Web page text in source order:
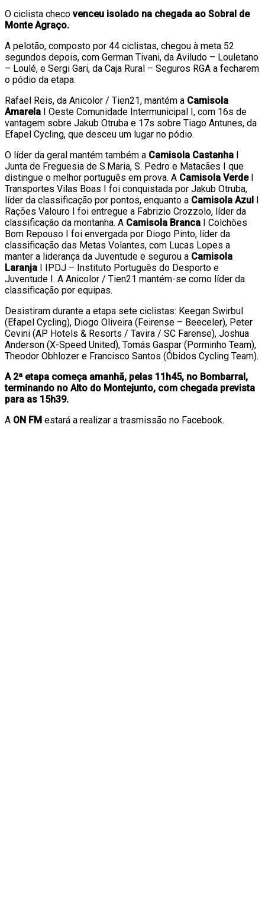
O ciclista checo venceu isolado na chegada ao Sobral de
Monte Agraço.
A pelotão, composto por 44 ciclistas, chegou à meta 52
segundos depois, com German Tivani, da Aviludo – Louletano
– Loulé, e Sergi Gari, da Caja Rural – Seguros RGA a fecharem
o pódio da etapa.
Rafael Reis, da Anicolor / Tien21, mantém a Camisola
Amarela I Oeste Comunidade Intermunicipal I, com 16s de
vantagem sobre Jakub Otruba e 17s sobre Tiago Antunes, da
Efapel Cycling, que desceu um lugar no pódio.
O líder da geral mantém também a Camisola Castanha I
Junta de Freguesia de S.Maria, S. Pedro e Matacães I que
distingue o melhor português em prova. A Camisola VerdeI
Transportes Vilas Boas I foi conquistada por Jakub Otruba,
líder da classificação por pontos, enquanto a Camisola Azul I
Rações Valouro I foi entregue a Fabrizio Crozzolo, líder da
classificação da montanha. A Camisola Branca I Colchões
Bom Repouso I foi envergada por Diogo Pinto, líder da
classificação das Metas Volantes, com Lucas Lopes a
manter a liderança da Juventude e segurou a Camisola
Laranja I IPDJ – Instituto Português do Desporto e
Juventude I. A Anicolor / Tien21 mantém-se como líder da
classificação por equipas.
Desistiram durante a etapa sete ciclistas: Keegan Swirbul
(Efapel Cycling), Diogo Oliveira (Feirense – Beeceler), Peter
Cevini (AP Hotels & Resorts / Tavira / SC Farense), Joshua
Anderson (X-Speed United), Tomás Gaspar (Porminho Team),
Theodor Obhlozer e Francisco Santos (Óbidos Cycling Team).
A 2ª etapa começa amanhã, pelas 11h45, no Bombarral,
terminando no Alto do Montejunto, com chegada prevista
para as 15h39.
A ON FM estará a realizar a trasmissão no Facebook.